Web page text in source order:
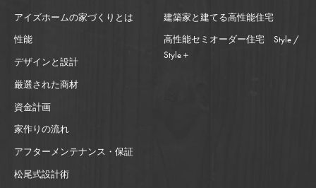
アイズホームの家づくりとは
性能
デザインと設計
厳選された商材
資金計画
家作りの流れ
アフターメンテナンス・保証
松尾式設計術
建築家と建てる高性能住宅
高性能セミオーダー住宅 Style /
Style＋